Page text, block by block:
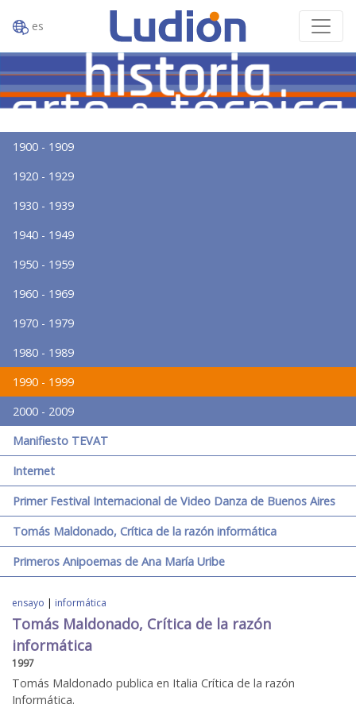
es
1900 - 1909
1920 - 1929
1930 - 1939
1940 - 1949
1950 - 1959
1960 - 1969
1970 - 1979
1980 - 1989
1990 - 1999
2000 - 2009
Manifiesto TEVAT
Internet
Primer Festival Internacional de Video Danza de Buenos Aires
Tomás Maldonado, Crítica de la razón informática
Primeros Anipoemas de Ana María Uribe
ensayo | informática
Tomás Maldonado, Crítica de la razón
informática
1997
Tomás Maldonado publica en Italia Crítica de la razón
Informática.